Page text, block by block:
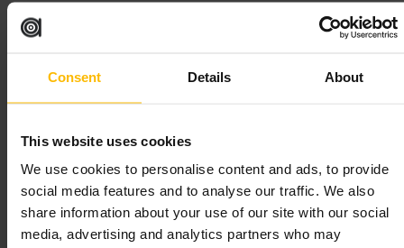
Consent Details About
This website uses cookies
We use cookies to personalise content and ads, to provide
social media features and to analyse our traffic. We also
share information about your use of our site with our social
media, advertising and analytics partners who may
ザ・グラフィティ・トンネル
トギャラリー•ビジネス・専門サービス
4.7
5